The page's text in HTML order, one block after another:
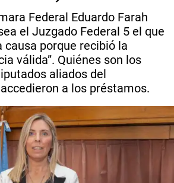
Federal Eduardo Farah
el Juzgado Federal 5 el que
causa porque recibió la
válida”. Quiénes son los
aliados del
a los préstamos.